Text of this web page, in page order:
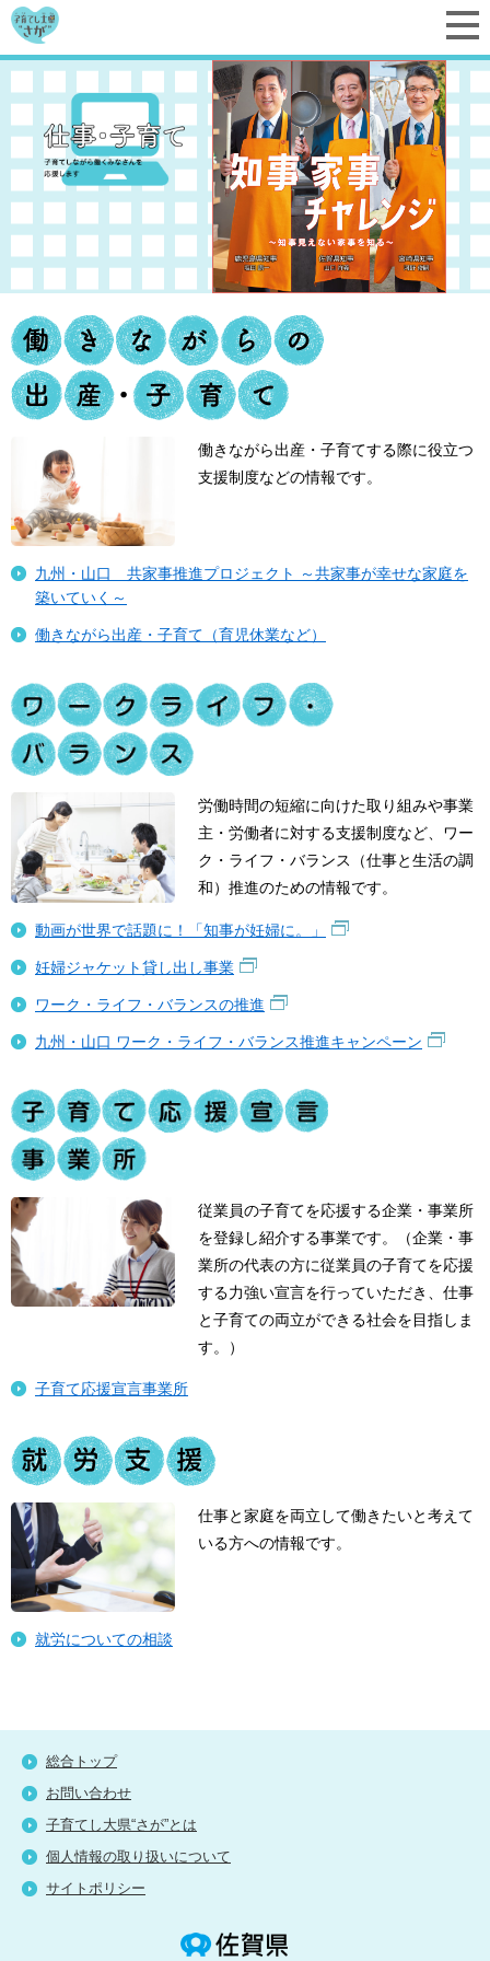
働きながら出産・子育てする際に役立つ
支援制度などの情報です。
九州・山口 共家事推進プロジェクト ～共家事が幸せな家庭を
築いていく～
働きながら出産・子育て（育児休業など）
労働時間の短縮に向けた取り組みや事業
主・労働者に対する支援制度など、ワー
ク・ライフ・バランス（仕事と生活の調
和）推進のための情報です。
動画が世界で話題に！「知事が妊婦に。」
妊婦ジャケット貸し出し事業
ワーク・ライフ・バランスの推進
九州・山口 ワーク・ライフ・バランス推進キャンペーン
従業員の子育てを応援する企業・事業所
を登録し紹介する事業です。（企業・事
業所の代表の方に従業員の子育てを応援
する力強い宣言を行っていただき、仕事
と子育ての両立ができる社会を目指しま
す。）
子育て応援宣言事業所
仕事と家庭を両立して働きたいと考えて
いる方への情報です。
就労についての相談
総合トップ
お問い合わせ
子育てし大県“さが”とは
個人情報の取り扱いについて
サイトポリシー